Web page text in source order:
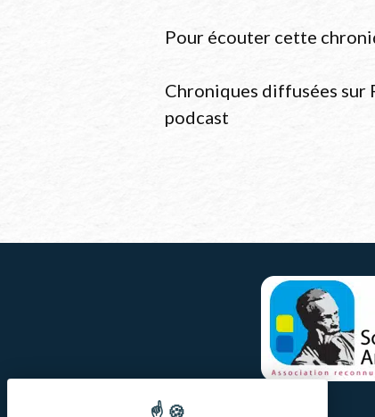
Pour écouter cette
Chroniques diffusées sur
podcast